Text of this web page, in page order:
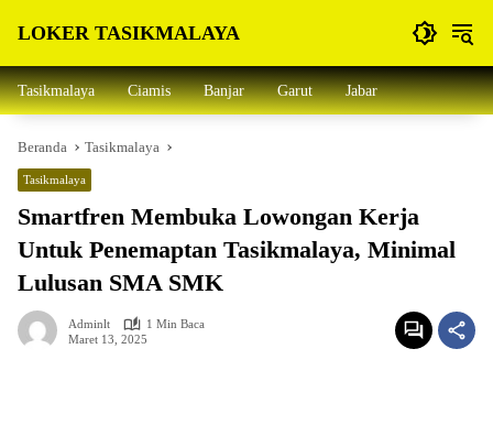
LOKER TASIKMALAYA
Lowongan
Kerja
dan
Sekitarna
Tasikmalaya Ciamis Banjar Garut Jabar
Beranda Tasikmalaya
Tasikmalaya
Smartfren Membuka Lowongan Kerja
Untuk Penemaptan Tasikmalaya, Minimal
Lulusan SMA SMK
Adminlt
1 Min Baca
Maret 13, 2025